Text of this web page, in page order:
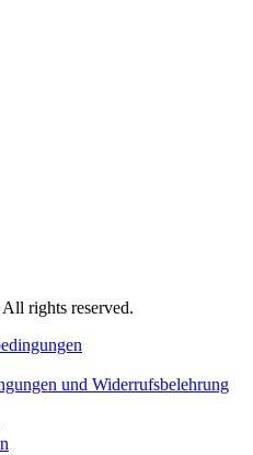
All rights reserved.
und Widerrufsbelehrung